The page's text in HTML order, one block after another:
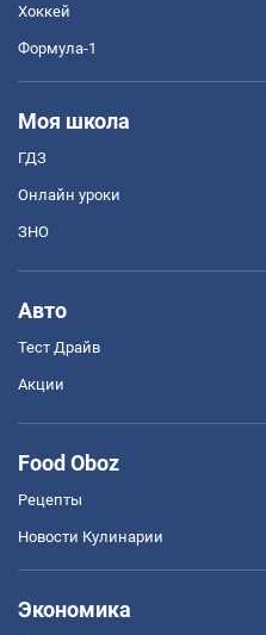
Хоккей
Формула-1
Моя школа
ГДЗ
Онлайн уроки
ЗНО
Авто
Тест Драйв
Акции
Food Oboz
Рецепты
Новости Кулинарии
Экономика